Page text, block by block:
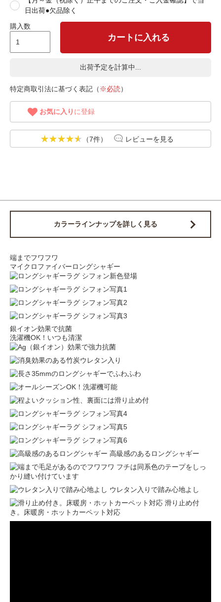
日出荷●欠品除く
購入数
カートに入れる
出荷予定を計算中...
特定商取引法に基づく表記（ ※必読）
お気に入り に登録
（7件） レビューを見る
カラーラインナップを詳しく見る
端までフワフワ
マイクロファイバーロングシャギー
銀イオン効果で抗菌
洗濯機OK！いつも清潔
高級感のあるロングシャギー
フチは同系色のテープをしっ
かり縫い付けています
ウレタン入りで踏み心地よし
滑り止め付
き。床暖房・ホットカーペット対応